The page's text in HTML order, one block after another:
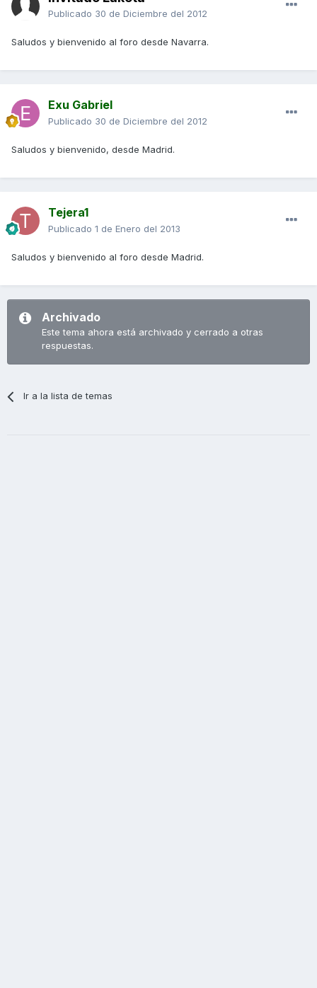
Publicado 30 de Diciembre del 2012
Saludos y bienvenido al foro desde Navarra.
Exu Gabriel
Publicado 30 de Diciembre del 2012
Saludos y bienvenido, desde Madrid.
Tejera1
Publicado 1 de Enero del 2013
Saludos y bienvenido al foro desde Madrid.
Archivado
Este tema ahora está archivado y cerrado a otras
respuestas.
Ir a la lista de temas